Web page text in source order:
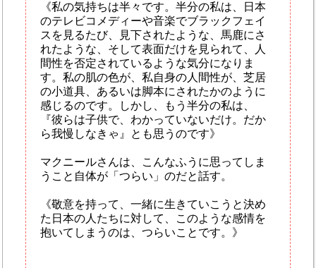
《私の気持ちは半々です。半分の私は、日本
のテレビコメディーや音楽でブラックフェイ
スを見るたび、見下されたような、馬鹿にさ
れたような、そして表面だけを見られて、人
間性を否定されているような気分になりま
す。私の肌の色が、私自身の人間性が、芝居
の小道具、あるいは脚本にされたかのように
感じるのです。しかし、もう半分の私は、
『彼らは子供で、わかっていないだけ。だか
ら我慢しなきゃ』とも思うのです》
マクニールさんは、こんなふうに思ってしま
うこと自体が「つらい」のだと話す。
《敬意を持って、一緒に生きていこうと決め
た日本の人たちに対して、このような感情を
抱いてしまうのは、つらいことです。》